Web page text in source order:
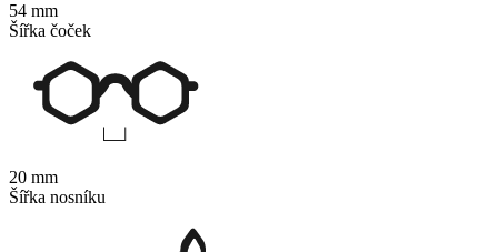
54 mm
Šířka čoček
20 mm
Šířka nosníku